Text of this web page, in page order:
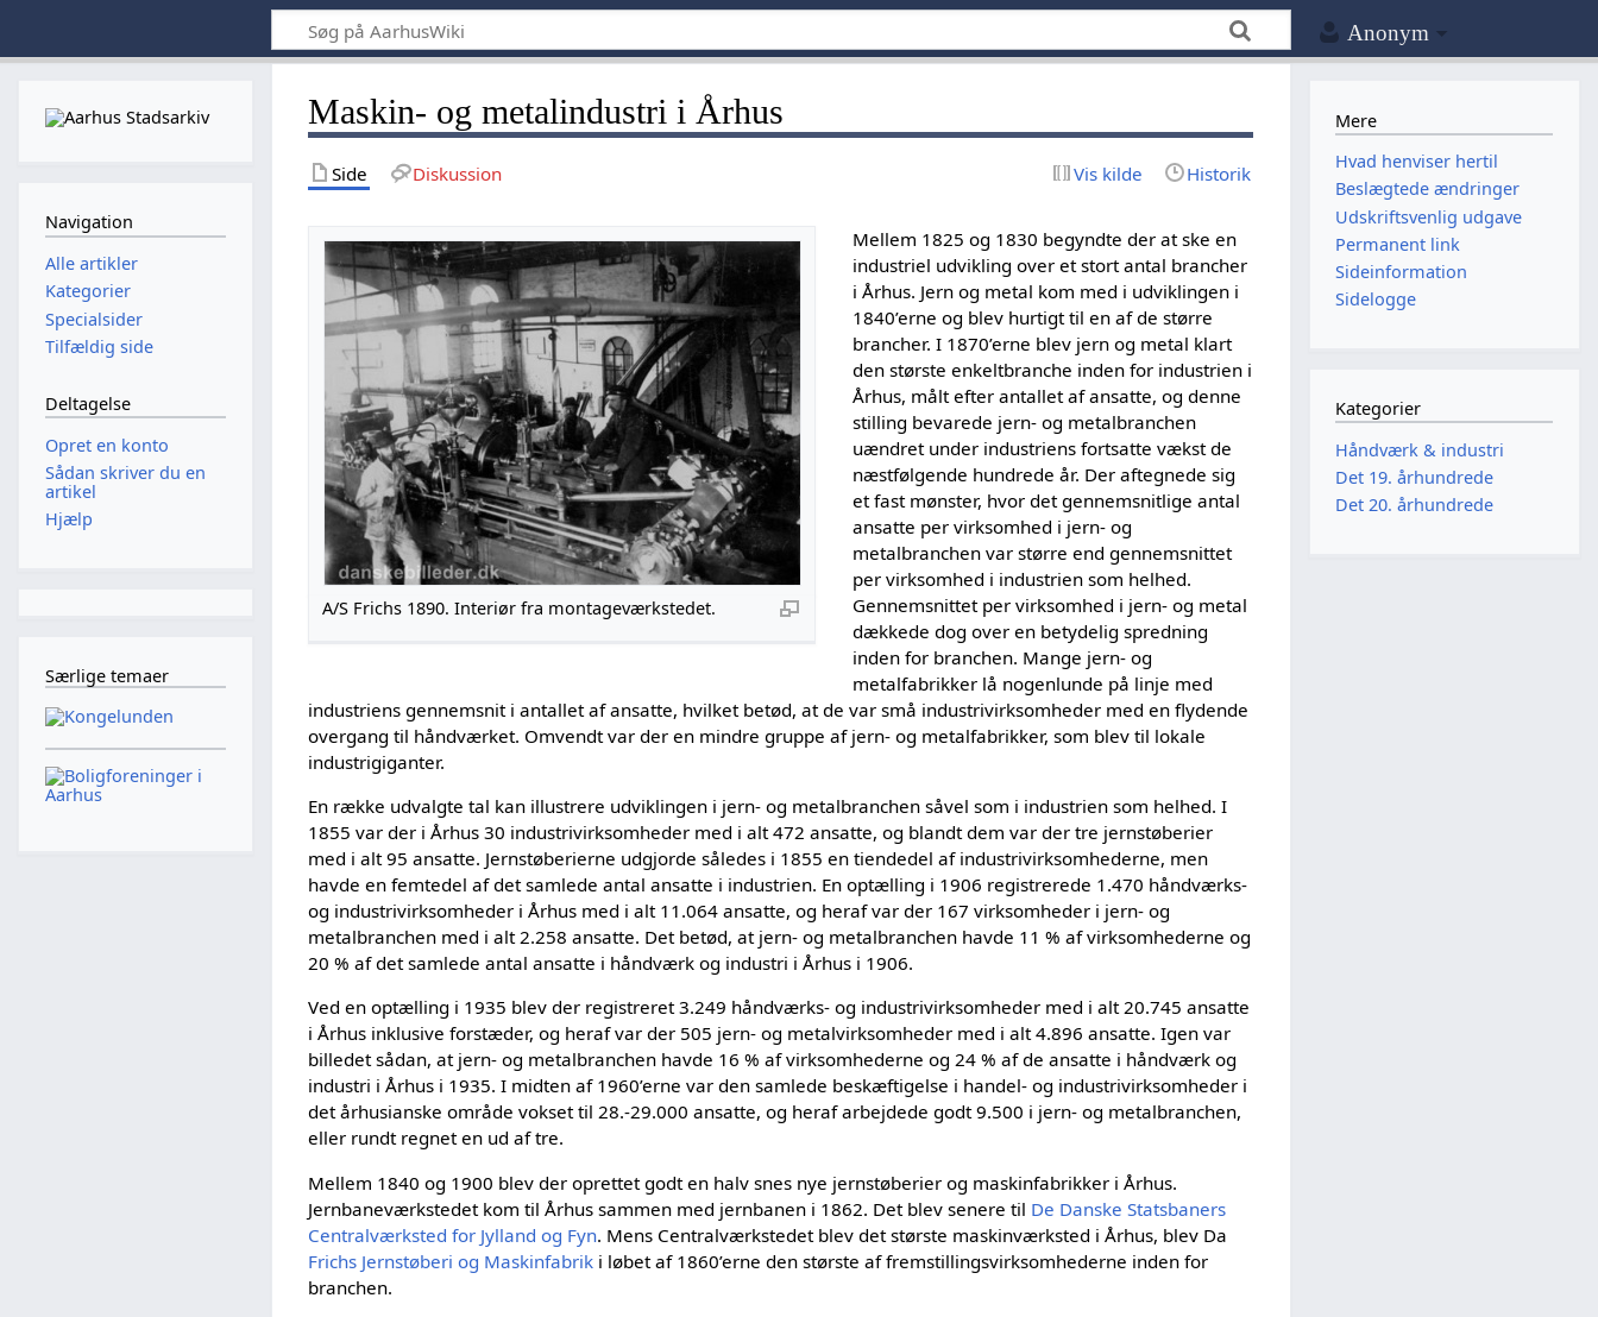
Anonym
Maskin- og metalindustri i Århus
Side Diskussion Vis kilde Historik
A/S Frichs 1890. Interiør fra montageværkstedet.
Mellem 1825 og 1830 begyndte der at ske en
industriel udvikling over et stort antal brancher
i Århus. Jern og metal kom med i udviklingen i
1840’erne og blev hurtigt til en af de større
brancher. I 1870’erne blev jern og metal klart
den største enkeltbranche inden for industrien i
Århus, målt efter antallet af ansatte, og denne
stilling bevarede jern- og metalbranchen
uændret under industriens fortsatte vækst de
næstfølgende hundrede år. Der aftegnede sig
et fast mønster, hvor det gennemsnitlige antal
ansatte per virksomhed i jern- og
metalbranchen var større end gennemsnittet
per virksomhed i industrien som helhed.
Gennemsnittet per virksomhed i jern- og metal
dækkede dog over en betydelig spredning
inden for branchen. Mange jern- og
metalfabrikker lå nogenlunde på linje med
industriens gennemsnit i antallet af ansatte, hvilket betød, at de var små industrivirksomheder med en flydende
overgang til håndværket. Omvendt var der en mindre gruppe af jern- og metalfabrikker, som blev til lokale
industrigiganter.
En række udvalgte tal kan illustrere udviklingen i jern- og metalbranchen såvel som i industrien som helhed. I
1855 var der i Århus 30 industrivirksomheder med i alt 472 ansatte, og blandt dem var der tre jernstøberier
med i alt 95 ansatte. Jernstøberierne udgjorde således i 1855 en tiendedel af industrivirksomhederne, men
havde en femtedel af det samlede antal ansatte i industrien. En optælling i 1906 registrerede 1.470 håndværks-
og industrivirksomheder i Århus med i alt 11.064 ansatte, og heraf var der 167 virksomheder i jern- og
metalbranchen med i alt 2.258 ansatte. Det betød, at jern- og metalbranchen havde 11 % af virksomhederne og
20 % af det samlede antal ansatte i håndværk og industri i Århus i 1906.
Ved en optælling i 1935 blev der registreret 3.249 håndværks- og industrivirksomheder med i alt 20.745 ansatte
i Århus inklusive forstæder, og heraf var der 505 jern- og metalvirksomheder med i alt 4.896 ansatte. Igen var
billedet sådan, at jern- og metalbranchen havde 16 % af virksomhederne og 24 % af de ansatte i håndværk og
industri i Århus i 1935. I midten af 1960’erne var den samlede beskæftigelse i handel- og industrivirksomheder i
det århusianske område vokset til 28.-29.000 ansatte, og heraf arbejdede godt 9.500 i jern- og metalbranchen,
eller rundt regnet en ud af tre.
Mellem 1840 og 1900 blev der oprettet godt en halv snes nye jernstøberier og maskinfabrikker i Århus.
Jernbaneværkstedet kom til Århus sammen med jernbanen i 1862. Det blev senere til De Danske Statsbaners
Centralværksted for Jylland og Fyn. Mens Centralværkstedet blev det største maskinværksted i Århus, blev Da
Frichs Jernstøberi og Maskinfabrik i løbet af 1860’erne den største af fremstillingsvirksomhederne inden for
branchen.
Navigation
Alle artikler
Kategorier
Specialsider
Tilfældig side
Deltagelse
Opret en konto
Sådan skriver du en
artikel
Hjælp
Særlige temaer
Mere
Hvad henviser hertil
Beslægtede ændringer
Udskriftsvenlig udgave
Permanent link
Sideinformation
Sidelogge
Kategorier
Håndværk & industri
Det 19. århundrede
Det 20. århundrede